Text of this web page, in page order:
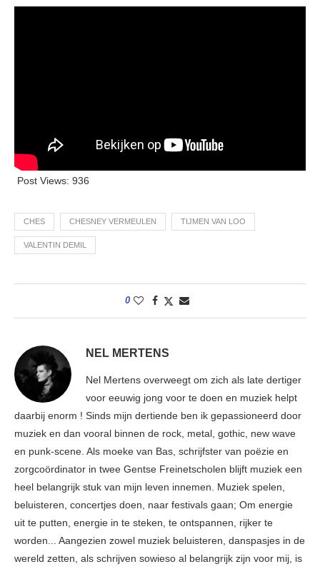
Post Views: 936
CHES CHESNEY VERMEULEN TIJMEN VAN LOO
VALENTIN DEMIL
0
NEL MERTENS
Nel Mertens overweegt om zich als late dertiger
voor eeuwig jong voor te doen en muziek helpt
daarbij enorm ! Sinds mijn dertiende ben ik gepassioneerd door
muziek en dan vooral binnen de rock, metal, gothic, new wave
en punk-scene. Als moeke van Bas, schrijfster van poëzie en
zorgcoördinator in twee Gentse Freinetscholen blijft muziek een
heel belangrijk stuk van mijn leven innemen. Muziek spelen,
beluisteren, concertjes doen, naar festivals gaan; Om energie
uit te putten, energie in te steken, te ontspannen, rijker te
worden... Aangezien zowel muziek beluisteren, danspasjes in de
wereld zetten, als schrijven sowieso al belangrijk zijn voor mij, is